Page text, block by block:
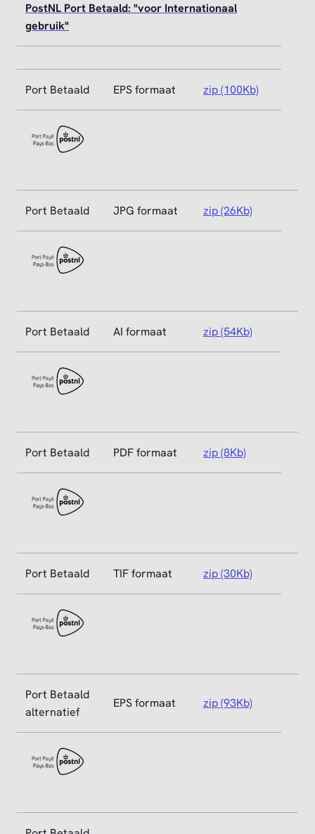
PostNL Port Betaald: "voor Internationaal
gebruik"
Port Betaald EPS formaat zip (100Kb)
Port Betaald JPG formaat zip (26Kb)
Port Betaald AI formaat zip (54Kb)
Port Betaald PDF formaat zip (8Kb)
Port Betaald TIF formaat zip (30Kb)
Port Betaald
alternatief
EPS formaat zip (93Kb)